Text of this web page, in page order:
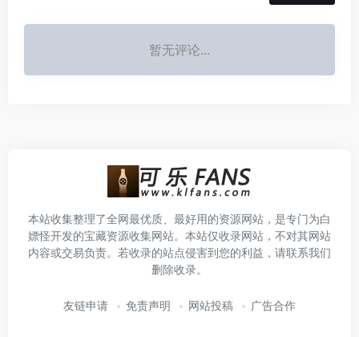
暂无评论...
本站收集整理了全网最优质、最好用的资源网站，是专门为白
嫖怪开发的宝藏资源收集网站。本站仅收录网站，不对其网站
内容或交易负责。若收录的站点侵害到您的利益，请联系我们
删除收录。
友链申请 免责声明 网站投稿 广告合作